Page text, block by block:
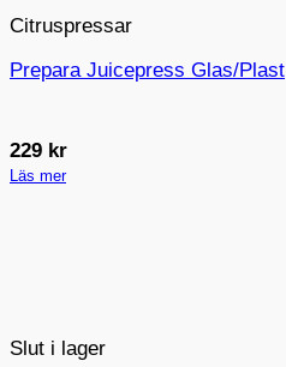
Slut i lager
Citruspressar
Prepara Juicepress Glas/Plast
229 kr
Läs mer